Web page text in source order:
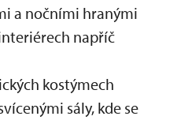
a nočními hranými
napříč
kostýmech
sály, kde se